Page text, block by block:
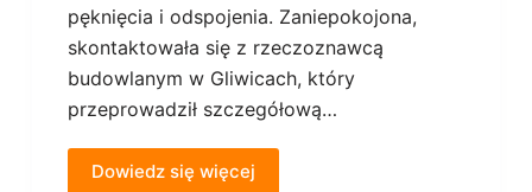
pęknięcia i odspojenia. Zaniepokojona,
skontaktowała się z rzeczoznawcą
budowlanym w Gliwicach, który
przeprowadził szczegółową…
Dowiedz się więcej